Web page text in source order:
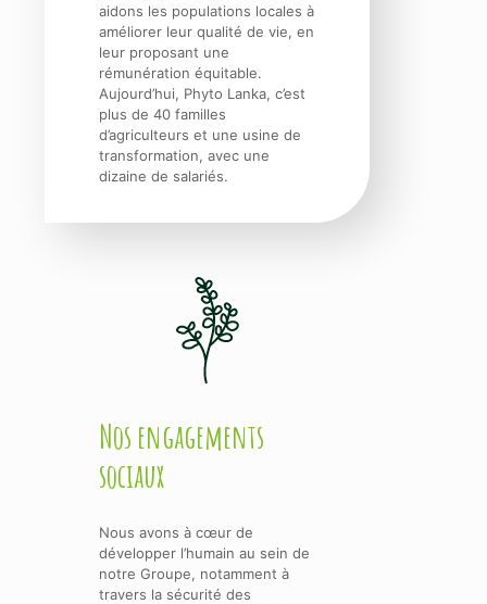
aidons les populations locales à
améliorer leur qualité de vie, en
leur proposant une
rémunération équitable.
Aujourd’hui, Phyto Lanka, c’est
plus de 40 familles
d’agriculteurs et une usine de
transformation, avec une
dizaine de salariés.
Nos engagements
sociaux
Nous avons à cœur de
développer l’humain au sein de
notre Groupe, notamment à
travers la sécurité des